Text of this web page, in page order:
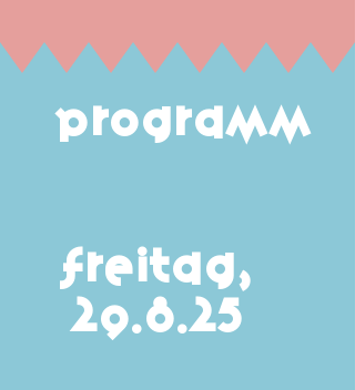
Programm
Freitag,
29.8.25